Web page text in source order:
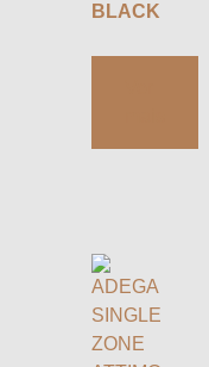
BLACK